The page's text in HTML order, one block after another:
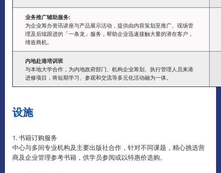
业务推广辅助服务:
为企业筹办资讯讲座与产品展示活动，提供由内容策划至推广、现场管
理及后续跟进的「一条龙」服务，帮助企业迅速接触大量的潜在客户，
缔造商机。
内地赴港培训班
与本地大学合作，为内地政府部门、机构企业筹划、执行管理人员来港
进修项目，将短期学习、参观和交流等多元化活动融为一体。
设施
1. 书籍订购服务
中心与多间专业机构及主要出版社合作，针对不同课题，精心挑选营
商及企业管理参考书籍，供学员参阅或以特惠价选购。